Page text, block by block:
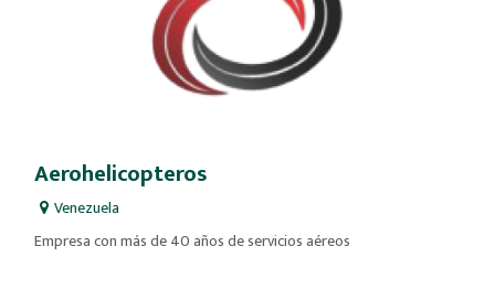
Aerohelicopteros
Venezuela
Empresa con más de 40 años de servicios aéreos